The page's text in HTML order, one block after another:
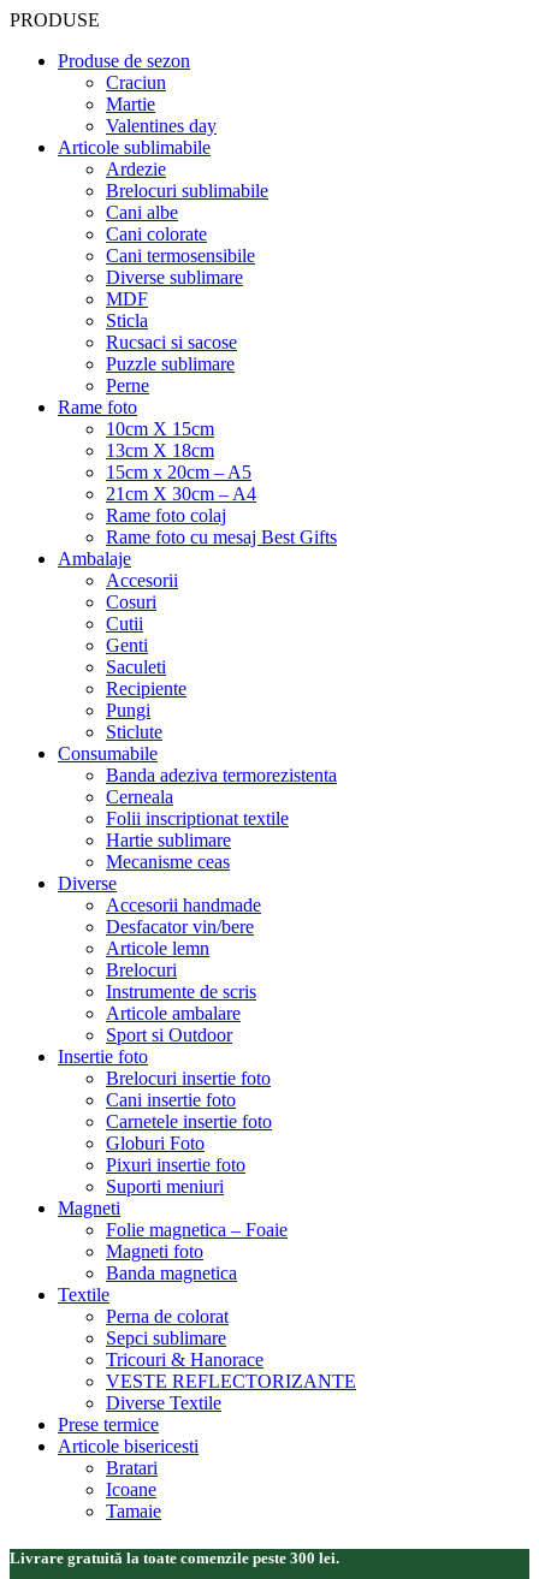
PRODUSE
Produse de sezon
Craciun
Martie
Valentines day
Articole sublimabile
Ardezie
Brelocuri sublimabile
Cani albe
Cani colorate
Cani termosensibile
Diverse sublimare
MDF
Sticla
Rucsaci si sacose
Puzzle sublimare
Perne
Rame foto
10cm X 15cm
13cm X 18cm
15cm x 20cm – A5
21cm X 30cm – A4
Rame foto colaj
Rame foto cu mesaj Best Gifts
Ambalaje
Accesorii
Cosuri
Cutii
Genti
Saculeti
Recipiente
Pungi
Sticlute
Consumabile
Banda adeziva termorezistenta
Cerneala
Folii inscriptionat textile
Hartie sublimare
Mecanisme ceas
Diverse
Accesorii handmade
Desfacator vin/bere
Articole lemn
Brelocuri
Instrumente de scris
Articole ambalare
Sport si Outdoor
Insertie foto
Brelocuri insertie foto
Cani insertie foto
Carnetele insertie foto
Globuri Foto
Pixuri insertie foto
Suporti meniuri
Magneti
Folie magnetica – Foaie
Magneti foto
Banda magnetica
Textile
Perna de colorat
Sepci sublimare
Tricouri & Hanorace
VESTE REFLECTORIZANTE
Diverse Textile
Prese termice
Articole bisericesti
Bratari
Icoane
Tamaie
Livrare gratuită la toate comenzile peste 300 lei.